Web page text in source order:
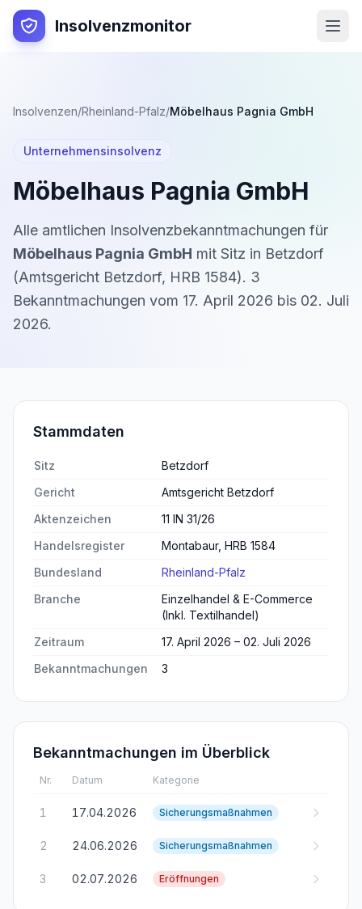
Insolvenzmonitor
Insolvenzen/Rheinland-Pfalz/Möbelhaus Pagnia GmbH
Unternehmensinsolvenz
Möbelhaus Pagnia GmbH
Alle amtlichen Insolvenzbekanntmachungen für
Möbelhaus Pagnia GmbH mit Sitz in Betzdorf
(Amtsgericht Betzdorf, HRB 1584). 3
Bekanntmachungen vom 17. April 2026 bis 02. Juli
2026.
Stammdaten
Sitz
Betzdorf
Gericht
Amtsgericht Betzdorf
Aktenzeichen
11 IN 31/26
Handelsregister
Montabaur, HRB 1584
Bundesland
Rheinland-Pfalz
Branche
Einzelhandel & E-Commerce
(Inkl. Textilhandel)
Zeitraum
17. April 2026 – 02. Juli 2026
Bekanntmachungen
3
Bekanntmachungen im Überblick
Nr. Datum Kategorie
1 17.04.2026 Sicherungsmaßnahmen
2 24.06.2026 Sicherungsmaßnahmen
3 02.07.2026 Eröffnungen